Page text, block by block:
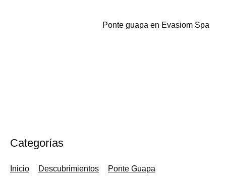
Ponte guapa en Evasiom Spa
Categorías
Inicio Descubrimientos Ponte Guapa